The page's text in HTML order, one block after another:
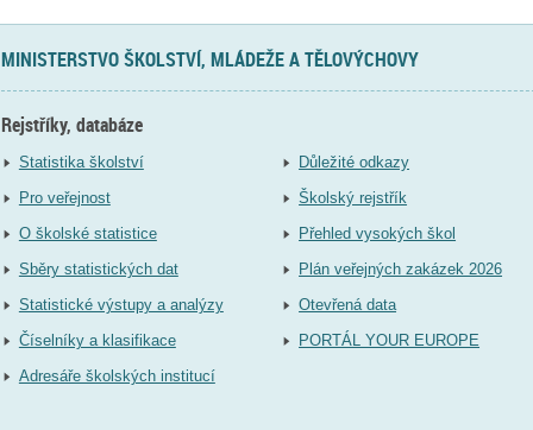
MINISTERSTVO ŠKOLSTVÍ, MLÁDEŽE A TĚLOVÝCHOVY
Rejstříky, databáze
Statistika školství
Pro veřejnost
O školské statistice
Sběry statistických dat
Statistické výstupy a analýzy
Číselníky a klasifikace
Adresáře školských institucí
Důležité odkazy
Školský rejstřík
Přehled vysokých škol
Plán veřejných zakázek 2026
Otevřená data
PORTÁL YOUR EUROPE